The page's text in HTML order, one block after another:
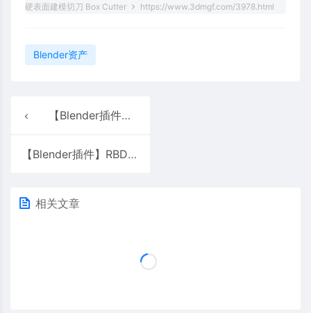
硬表面建模切刀 Box Cutter
https://www.3dmgf.com/3978.html
Blender资产
【Blender插件】Hard Ops 988.75 硬表面建模工具利器 HardOps HOps
【Blender插件】RBDlab 1.63 物理破碎爆炸断裂刚体烟雾模拟 RBD lab
相关文章